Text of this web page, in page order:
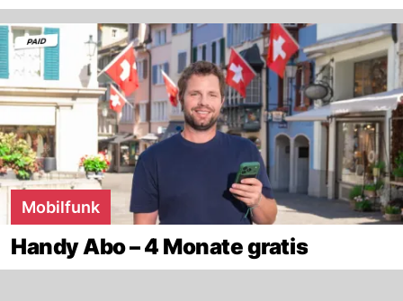
Mobilfunk
Handy Abo – 4 Monate gratis